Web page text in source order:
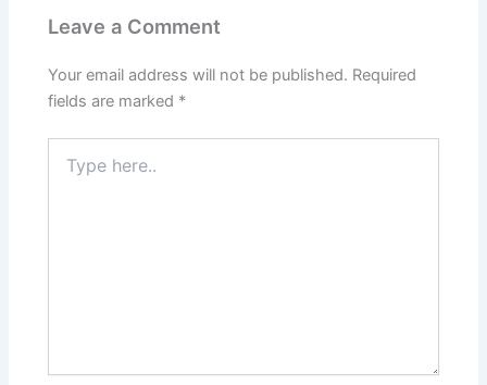
Leave a Comment
Your email address will not be published. Required
fields are marked *
here..